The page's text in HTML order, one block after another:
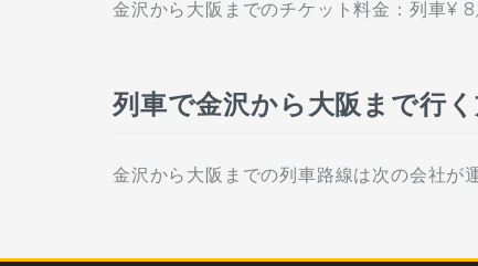
金沢から大阪までのチケット料金：列車¥
列車で金沢から大阪まで行
金沢から大阪までの列車路線は次の会社が